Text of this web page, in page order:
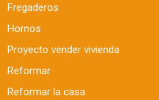
Fregaderos
Hornos
Proyecto vender vivienda
Reformar
Reformar la casa